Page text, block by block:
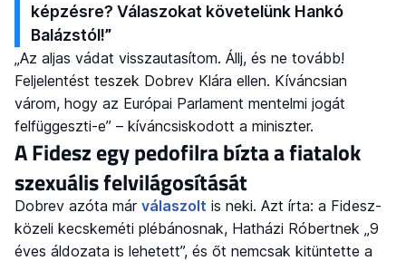
képzésre? Válaszokat követelünk Hankó
Balázstól!”
„Az aljas vádat visszautasítom. Állj, és ne tovább!
Feljelentést teszek Dobrev Klára ellen. Kíváncsian
várom, hogy az Európai Parlament mentelmi jogát
felfüggeszti-e” – kíváncsiskodott a miniszter.
A Fidesz egy pedofilra bízta a fiatalok
szexuális felvilágosítását
Dobrev azóta már válaszolt is neki. Azt írta: a Fidesz-
közeli kecskeméti plébánosnak, Hatházi Róbertnek „9
éves áldozata is lehetett”, és őt nemcsak kitüntette a